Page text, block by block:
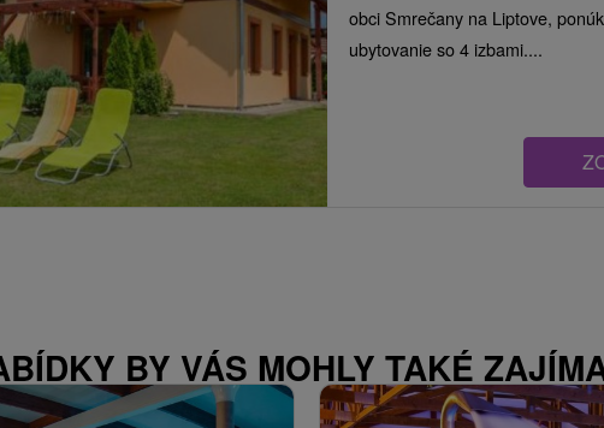
obci Smrečany na Liptove,
ubytovanie so 4 izbami....
BY VÁS MOHLY TAKÉ